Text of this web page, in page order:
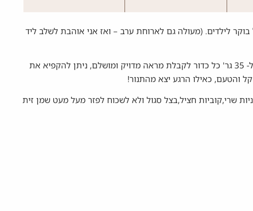
לילדים. (מעולה גם לארוחת ערב – ואז אני אוהבת לשלב ליד
את הפוקצ'ות ניתן להכין במיני ואז לשקול את הבצק ל- 35 גר' כל כדור לקבלת מראה מדויק ומושלם, ניתן להקפיא את
והטעם, כאילו הרגע יצא מהתנור!
שרי,קוביות חציל,בצל סגול ולא לשכוח לפזר מעל מעט שמן זית